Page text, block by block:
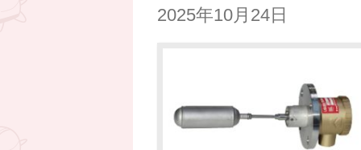
2025年10月24日